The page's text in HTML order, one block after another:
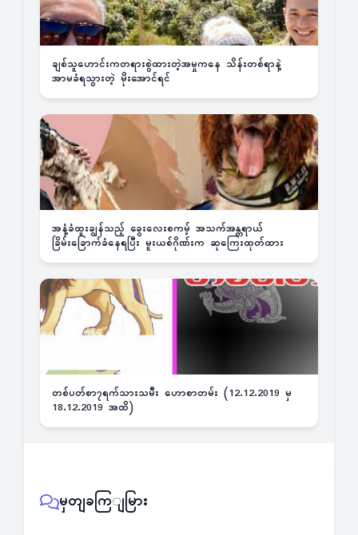
ချစ်သူဟောင်းကတရားစွဲထားတဲ့အမှုကနေ သိန်းတစ်ရာနဲ့
အာမခံရသွားတဲ့ မိုးအောင်ရင်
အနံ့ခံထူးချွန်သည့် ခွေးလေးစကမ့် အသက်အန္တရာယ်
ခြိမ်းခြောက်ခံနေရပြီး မူးယစ်ဂိုဏ်းက ဆုကြေးထုတ်ထား
တစ်ပတ်စာ၇ရက်သားသမီး ဟောစာတမ်း (12.12.2019 မှ
18.12.2019 အထိ)
မှတျခကြျမြား